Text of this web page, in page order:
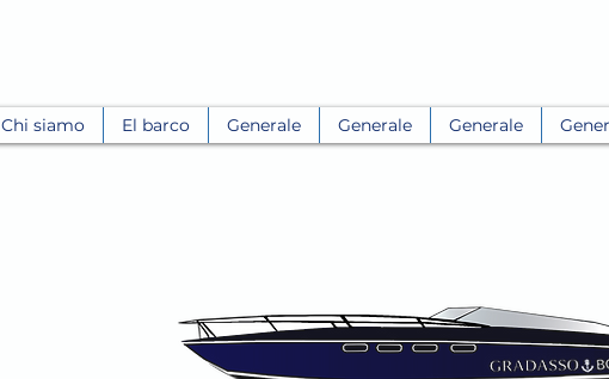
Chi siamo El barco Generale Generale Generale